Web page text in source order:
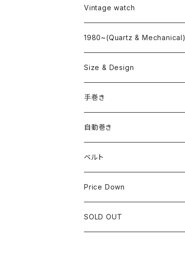
L o'clock
"delve"
Vintage watch
海外ブランド
OMEGA
ROLEX
国産ブランド
SEIKO
CITIZEN
1980~(Quartz & Mechanical)
Size & Design
~24.9mm
25mm~29.9mm
30mm~34.9mm
35mm~39.9mm
40mm~
手巻き
自動巻き
ベルト
HIRSCHベルト
SSブレスレット
Price Down
SOLD OUT